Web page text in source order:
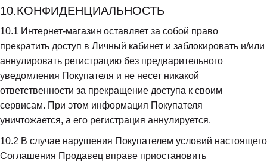
10.КОНФИДЕНЦИАЛЬНОСТЬ
10.1 Интернет-магазин оставляет за собой право
прекратить доступ в Личный кабинет и заблокировать и/или
аннулировать регистрацию без предварительного
уведомления Покупателя и не несет никакой
ответственности за прекращение доступа к своим
сервисам. При этом информация Покупателя
уничтожается, а его регистрация аннулируется.
10.2 В случае нарушения Покупателем условий настоящего
Соглашения Продавец вправе приостановить